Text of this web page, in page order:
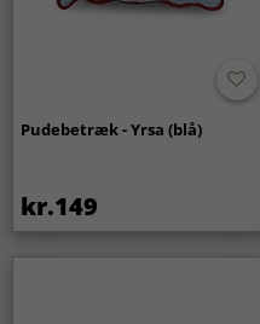
Pudebetræk - Yrsa (blå)
kr.149